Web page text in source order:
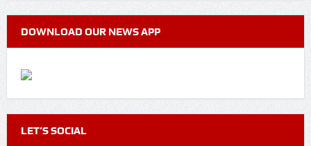
DOWNLOAD OUR NEWS APP
LET’S SOCIAL